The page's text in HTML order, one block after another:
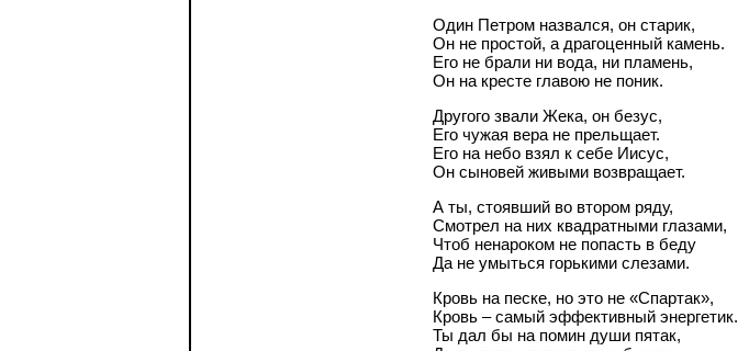
Один Петром назвался, он старик,
Он не простой, а драгоценный камень.
Его не брали ни вода, ни пламень,
Он на кресте главою не поник.
Другого звали Жека, он безус,
Его чужая вера не прельщает.
Его на небо взял к себе Иисус,
Он сыновей живыми возвращает.
А ты, стоявший во втором ряду,
Смотрел на них квадратными глазами,
Чтоб ненароком не попасть в беду
Да не умыться горькими слезами.
Кровь на песке, но это не «Спартак»,
Кровь – самый эффективный энергетик.
Ты дал бы на помин души пятак,